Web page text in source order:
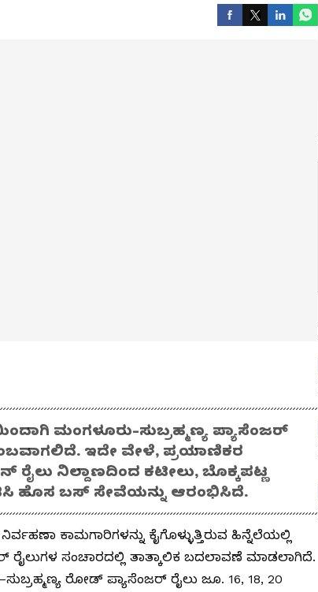
ಮಂಗಳೂರು-ಸುಬ್ರಹ್ಮಣ್ಯ ಪ್ಯಾಸೆಂಜರ್
ಇದೇ ವೇಳೆ, ಪ್ರಯಾಣಿಕರ
ರೈಲು ನಿಲ್ದಾಣದಿಂದ ಕಟೀಲು, ಬೊಕ್ಕಪಟ್ಣ
ಹೊಸ ಬಸ್ ಸೇವೆಯನ್ನು ಆರಂಭಿಸಿದೆ.
ಕಾಮಗಾರಿಗಳನ್ನು ಕೈಗೊಳ್ಳುತ್ತಿರುವ ಹಿನ್ನೆಲೆಯಲ್ಲಿ
ರೈಲುಗಳ ಸಂಚಾರದಲ್ಲಿ ತಾತ್ಕಾಲಿಕ ಬದಲಾವಣೆ ಮಾಡಲಾಗಿದೆ.
ರೋಡ್‌ ಪ್ಯಾಸೆಂಜರ್‌ ರೈಲು ಜೂ. 16, 18, 20